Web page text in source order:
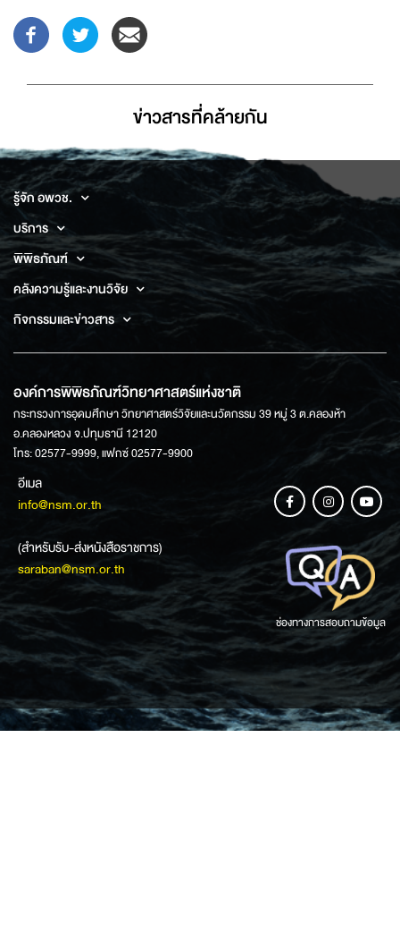
ข่าวสารที่่คล้ายกัน
รู้จัก อพวช.
บริการ
พิพิธภัณฑ์
คลังความรู้และงานวิจัย
กิจกรรมและข่าวสาร
องค์การพิพิธภัณฑ์วิทยาศาสตร์แห่งชาติ
กระทรวงการอุดมศึกษา วิทยาศาสตร์วิจัยและนวัตกรรม 39 หมู่ 3 ต.คลองห้า
อ.คลองหลวง จ.ปทุมธานี 12120
โทร: 02577-9999, แฟกซ์ 02577-9900
อีเมล
info@nsm.or.th
(สำหรับรับ-ส่งหนังสือราชการ)
saraban@nsm.or.th
ช่องทางการสอบถามข้อมูล